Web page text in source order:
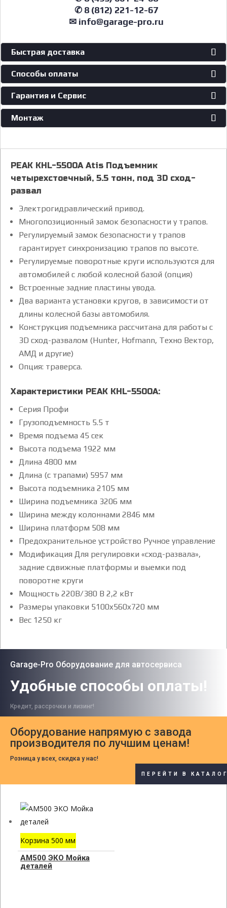
✆ 8 (812) 221-12-67
✉ info@garage-pro.ru
Быстрая доставка
Способы оплаты
Гарантия и Сервис
Монтаж
PEAK KHL-5500A Atis Подъемник
четырехстоечный, 5.5 тонн, под 3D сход-
развал
Электрогидравлический привод.
Многопозиционный замок безопасности у трапов.
Регулируемый замок безопасности у трапов
гарантирует синхронизацию трапов по высоте.
Регулируемые поворотные круги используются для
автомобилей с любой колесной базой (опция)
Встроенные задние пластины увода.
Два варианта установки кругов, в зависимости от
длины колесной базы автомобиля.
Конструкция подъемника рассчитана для работы с
3D сход-развалом (Hunter, Hofmann, Техно Вектор,
АМД и другие)
Опция: траверса.
Характеристики PEAK KHL-5500A:
Серия Профи
Грузоподъемность 5.5 т
Время подъема 45 сек
Высота подъема 1922 мм
Длина 4800 мм
Длина (с трапами) 5957 мм
Высота подъемника 2105 мм
Ширина подъемника 3206 мм
Ширина между колоннами 2846 мм
Ширина платформ 508 мм
Предохранительное устройство Ручное управление
Модификация Для регулировки «сход-развала»,
задние сдвижные платформы и выемки под
поворотне круги
Мощность 220В/380 В 2,2 кВт
Размеры упаковки 5100x560x720 мм
Вес 1250 кг
Garage-Pro Оборудование для автосервиса
Удобные способы оплаты!
Кредит, рассрочки и лизинг!
Оборудование напрямую с завода
производителя по лучшим ценам!
Розница у всех, скидка у нас!
ПЕРЕЙТИ В
Корзина 500 мм
АМ500 ЭКО Мойка
деталей